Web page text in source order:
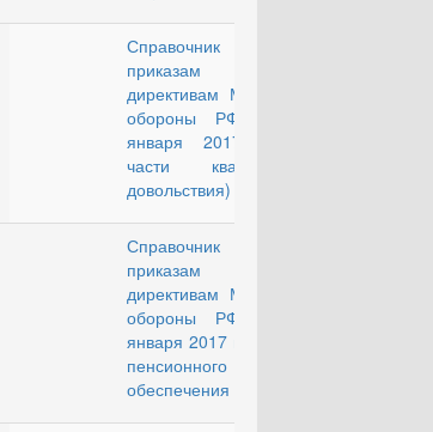
Справочник по
приказам и
директивам Министра
обороны РФ на 1
января 2017 г. (в
части квартирного
довольствия)
Справочник по
приказам и
директивам Министра
обороны РФ на 1
января 2017 г. в части
пенсионного
обеспечения